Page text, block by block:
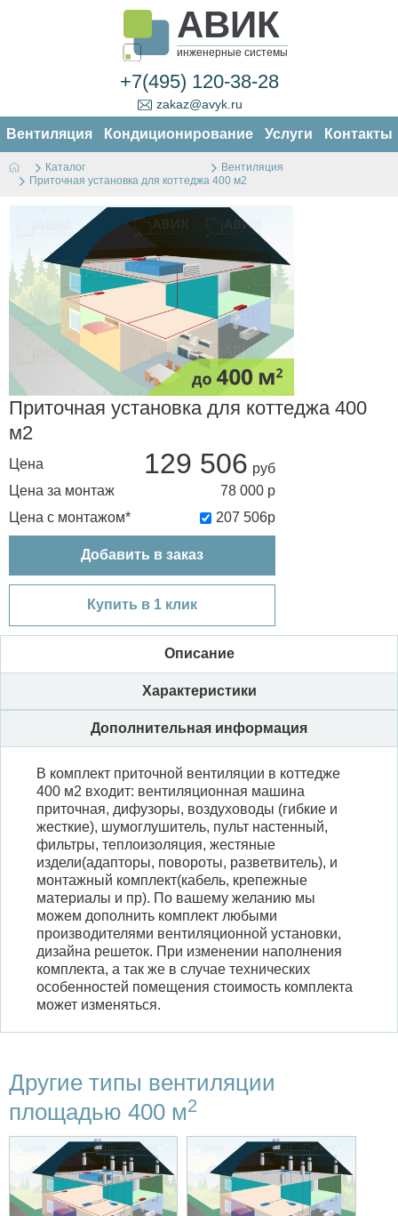
АВИК
инженерные системы
+7(495) 120-38-28
zakaz@avyk.ru
Вентиляция Кондиционирование Услуги Контакты
Каталог
Вентиляция
Приточная установка для коттеджа 400 м2
Приточная установка для коттеджа 400
м2
Цена 129 506
Цена за монтаж 78 000 р
Цена с монтажом*
207 506р
Добавить в заказ
Купить в 1 клик
Описание
Характеристики
Дополнительная информация
В комплект приточной вентиляции в коттедже
400 м2 входит: вентиляционная машина
приточная, дифузоры, воздуховоды (гибкие и
жесткие), шумоглушитель, пульт настенный,
фильтры, теплоизоляция, жестяные
издели(адапторы, повороты, разветвитель), и
монтажный комплект(кабель, крепежные
материалы и пр). По вашему желанию мы
можем дополнить комплект любыми
производителями вентиляционной установки,
дизайна решеток. При изменении наполнения
комплекта, а так же в случае технических
особенностей помещения стоимость комплекта
может изменяться.
Другие типы вентиляции
площадью 400 м2